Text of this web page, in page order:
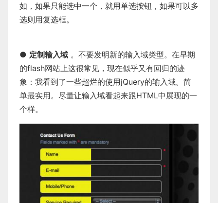
如，如果只能选中一个，就用单选按钮，如果可以多
选则用复选框。
● 定制输入域 。不要发明新的输入域类型。在早期
的flash网站上这很常见，现在似乎又有回归的迹
象：我看到了一些超烂的使用jQuery的输入域。简
单最实用。尽量让输入域看起来跟HTML中展现的一
个样。